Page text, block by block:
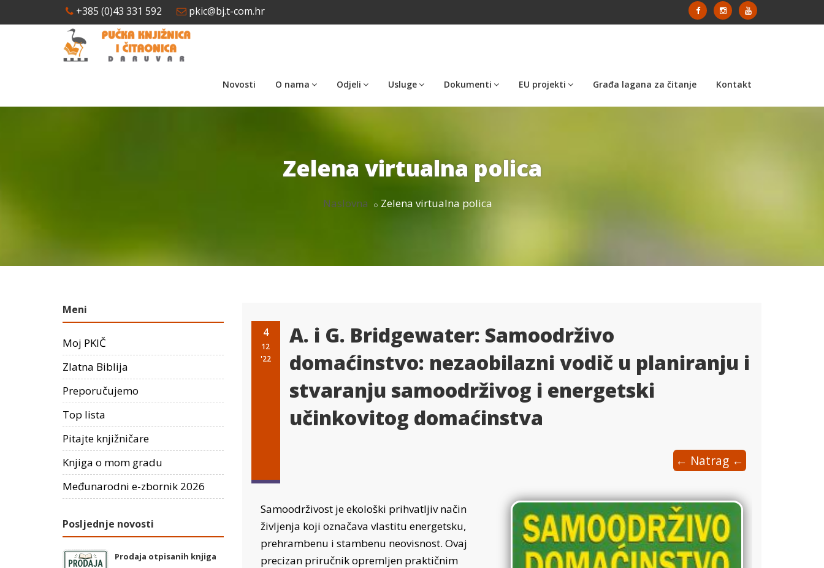
+385 (0)43 331 592 pkic@bj.t-com.hr
Novosti O nama Odjeli Usluge Dokumenti EU projekti Građa lagana za čitanje Kontakt
Zelena virtualna polica
Naslovna Zelena virtualna polica
4
12
'22
A. i G. Bridgewater: Samoodrživo
domaćinstvo: nezaobilazni vodič u planiranju i
stvaranju samoodrživog i energetski
učinkovitog domaćinstva
← Natrag ←
Samoodrživost je ekološki prihvatljiv način
življenja koji označava vlastitu energetsku,
prehrambenu i stambenu neovisnost. Ovaj
precizan priručnik opremljen praktičnim
Meni
Moj PKIČ
Zlatna Biblija
Preporučujemo
Top lista
Pitajte knjižničare
Knjiga o mom gradu
Međunarodni e-zbornik 2026
Posljednje novosti
Prodaja otpisanih knjiga